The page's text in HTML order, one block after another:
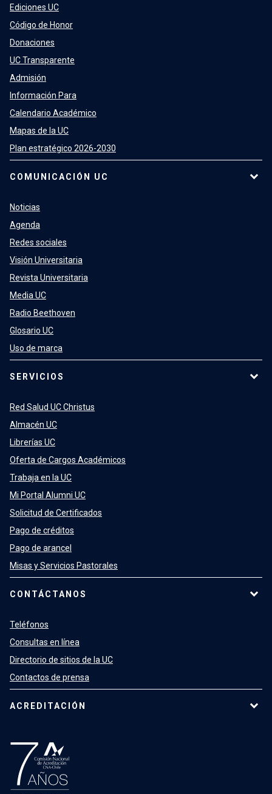
Ediciones UC
Código de Honor
Donaciones
UC Transparente
Admisión
Información Para
Calendario Académico
Mapas de la UC
Plan estratégico 2026-2030
COMUNICACIÓN UC
Noticias
Agenda
Redes sociales
Visión Universitaria
Revista Universitaria
Media UC
Radio Beethoven
Glosario UC
Uso de marca
SERVICIOS
Red Salud UC Christus
Almacén UC
Librerías UC
Oferta de Cargos Académicos
Trabaja en la UC
Mi Portal Alumni UC
Solicitud de Certificados
Pago de créditos
Pago de arancel
Misas y Servicios Pastorales
CONTÁCTANOS
Teléfonos
Consultas en línea
Directorio de sitios de la UC
Contactos de prensa
ACREDITACIÓN